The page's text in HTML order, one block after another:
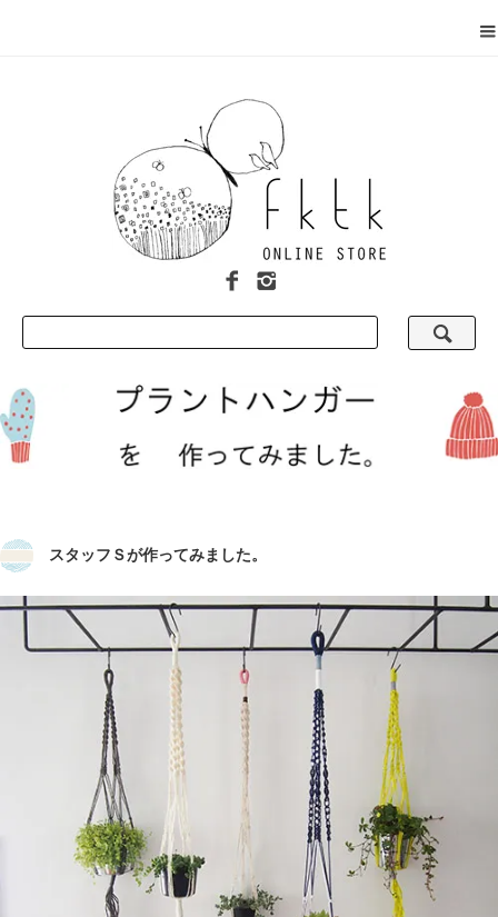
スタッフＳが作ってみました。